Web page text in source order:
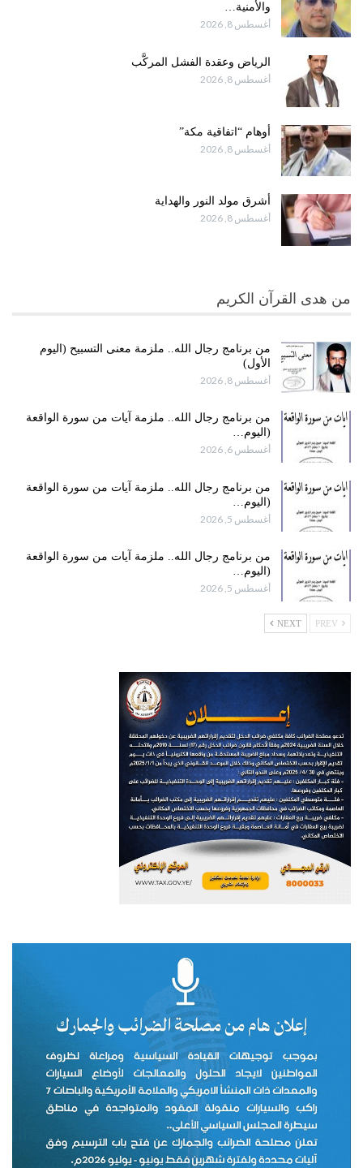
والأمنية…
أغسطس 8, 2026
الرياض وعقدة الفشل المركَّب
أغسطس 8, 2026
أوهام “اتفاقية مكة”
أغسطس 8, 2026
أشرق مولد النور والهداية
أغسطس 8, 2026
من هدى القرآن الكريم
من برنامج رجال الله.. ملزمة معنى التسبيح (اليوم
الأول)
أغسطس 8, 2026
من برنامج رجال الله.. ملزمة آيات من سورة الواقعة
(اليوم…
أغسطس 6, 2026
من برنامج رجال الله.. ملزمة آيات من سورة الواقعة
(اليوم…
أغسطس 5, 2026
من برنامج رجال الله.. ملزمة آيات من سورة الواقعة
(اليوم…
أغسطس 5, 2026
NEXT